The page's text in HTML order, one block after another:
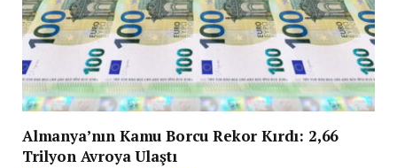
Almanya’nın Kamu Borcu Rekor Kırdı: 2,66
Trilyon Avroya Ulaştı